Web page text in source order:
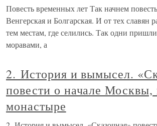
Повесть временных лет Так начнем
Венгерская и Болгарская. И от тех славян
тем местам, где селились. Так одни
моравами, а
2. История и вымысел.
повести о начале Москвы,
монастыре